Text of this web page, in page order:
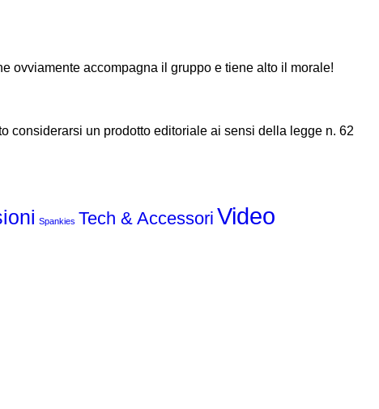
ovviamente accompagna il gruppo e tiene alto il morale!
considerarsi un prodotto editoriale ai sensi della legge n. 62
Spankies Tech & Accessori Video